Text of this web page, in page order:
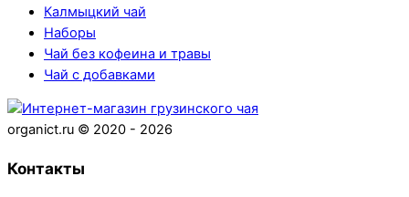
Калмыцкий чай
Наборы
Чай без кофеина и травы
Чай с добавками
Back
To
organict.ru © 2020 - 2026
Контакты